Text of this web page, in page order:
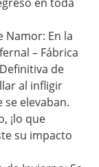
Namor: En la
– Fábrica
de
al infligir
elevaban.
¡lo que
su impacto